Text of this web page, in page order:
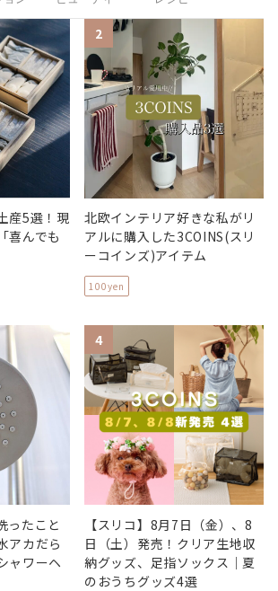
産5選！現
喜んでも
2
北欧インテリア好きな私がリ
アルに購入した3COINS(スリ
ーコインズ)アイテム
100yen
ったこと
アカだら
ャワーヘ
4
【スリコ】8月7日（金）、8
日（土）発売！クリア生地収
納グッズ、足指ソックス｜夏
のおうちグッズ4選